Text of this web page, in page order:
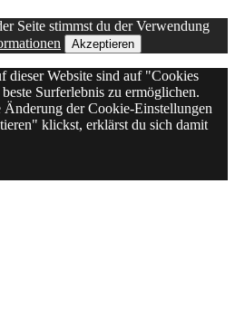
Seite stimmst du der Verwendung
Akzeptieren
dieser Website sind auf "Cookies
Surferlebnis zu ermöglichen.
Änderung der Cookie-Einstellungen
klickst, erklärst du sich damit